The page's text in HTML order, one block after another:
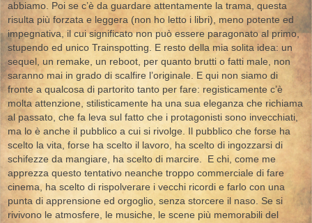
abbiamo. Poi se c’è da guardare attentamente la trama, questa
risulta più forzata e leggera (non ho letto i libri), meno potente ed
impegnativa, il cui significato non può essere paragonato al primo,
stupendo ed unico Trainspotting. E resto della mia solita idea: un
sequel, un remake, un reboot, per quanto brutti o fatti male, non
saranno mai in grado di scalfire l’originale. E qui non siamo di
fronte a qualcosa di partorito tanto per fare: registicamente c’è
molta attenzione, stilisticamente ha una sua eleganza che richiama
al passato, che fa leva sul fatto che i protagonisti sono invecchiati,
ma lo è anche il pubblico a cui si rivolge. Il pubblico che forse ha
scelto la vita, forse ha scelto il lavoro, ha scelto di ingozzarsi di
schifezze da mangiare, ha scelto di marcire. E chi, come me
apprezza questo tentativo neanche troppo commerciale di fare
cinema, ha scelto di rispolverare i vecchi ricordi e farlo con una
punta di apprensione ed orgoglio, senza storcere il naso. Se si
rivivono le atmosfere, le musiche, le scene più memorabili del